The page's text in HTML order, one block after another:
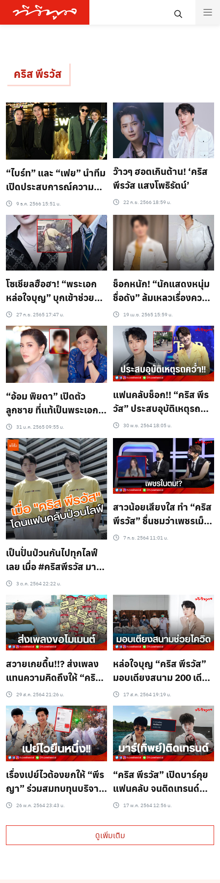
คริส พีรวัส
“ไบร์ท” และ “เฟย” นำทีม
เปิดประสบการณ์ความชิล
เหนือระดับรูปแบบใหม่
ชวน “โอม-คริส-นิว”
พร้อม “ป๊อก-มาร์กี้” ล่อง
เรือหรูกลางเจ้าพระยา
และปาร์ตี้สุดเอ็กซ์คลูซีฟ
9 ธ.ค. 2566 15:51 น.
ว๊าวๆ ฮอตเกินต้าน! ‘คริส
พีรวัส แสงโพธิรัตน์’
22 ก.ย. 2566 18:59 น.
โซเชียลฮือฮา! “พระเอก
หล่อใจบุญ” บุกเข้าช่วยผู้
ประสบอุบัติเหตุกลาง
ถนน(คลิป)
27 ก.ย. 2565 17:47 น.
ช็อกหนัก! “นักแสดงหนุ่ม
ชื่อดัง” ล้มเหลวเรื่องความ
รัก เป็นเพราะเพื่อน
19 เม.ย. 2565 15:59 น.
“อ้อม พิยดา” เปิดตัว
ลูกชาย ที่แท้เป็นพระเอก
สุดฮอต-คนดังคนนี้ ?
31 ม.ค. 2565 09:55 น.
แฟนคลับช็อก!! “คริส พีร
วัส” ประสบอุบัติเหตุรถ
คว่ำ!! ต้นสังกัดเผยอาการ
ปลอดภัยดี
30 พ.ย. 2564 18:05 น.
เป็นปั่นป่วนกันไปทุกไลฟ์
เลย เมื่อ #คริสพีรวัส มา
ไลฟ์คุยกับ #แฟนคลับ แต่
เจอป่วนแบบนี้ หนุ่มคริสจะ
ทำยังไง? #แก้เซ็ง
3 ต.ค. 2564 22:22 น.
สาวน้อยเสียงใส ทำ “คริส
พีรวัส” ชื่นชมว่าเพชรเม็ด
งาม7 ก.ย. 2564 11:01 น.
สวายเกยตื้น!!? ส่งเพลง
แทนความคิดถึงให้ “คริส
สิงโต” แปลมากกว่า 10
ภาษา
29 ส.ค. 2564 21:26 น.
หล่อใจบุญ “คริส พีรวัส”
มอบเตียงสนาม 200 เตียง
ช่วยคนไทยฝ่าวิกฤตโควิด
17 ส.ค. 2564 19:19 น.
เรื่องเปย์ไวต้องยกให้ “พีร
ญา” ร่วมสมทบทุนบริจาค
ในนาม “คริส-สิงโต”
26 พ.ค. 2564 23:43 น.
“คริส พีรวัส” เปิดบาร์คุย
แฟนคลับ จนติดเทรนด์
ประเทศไทย!!
17 พ.ค. 2564 12:56 น.
ดูเพิ่มเติม